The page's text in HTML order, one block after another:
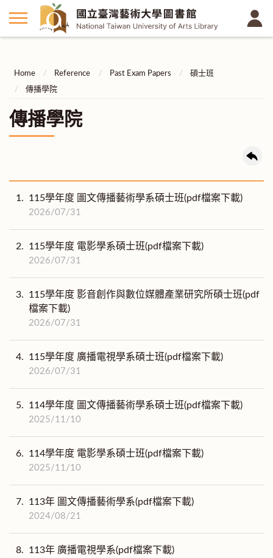
Home Reference Past Exam Papers
碩士班
傳播學院
傳播學院
1. 115學年度 圖文傳播藝術學系碩士班(pdf檔案下載)
2026/07/31
2. 115學年度 電影學系碩士班(pdf檔案下載)
2026/07/31
3.
115學年度 影音創作與數位媒體產業研究所碩士班(pdf
檔案下載)
2026/07/31
4. 115學年度 廣播電視學系碩士班(pdf檔案下載)
2026/07/31
5. 114學年度 圖文傳播藝術學系碩士班(pdf檔案下載)
2025/11/10
6. 114學年度 電影學系碩士班(pdf檔案下載)
2025/11/10
7. 113年 圖文傳播藝術學系(pdf檔案下載)
2024/08/21
8. 113年 廣播電視學系(pdf檔案下載)